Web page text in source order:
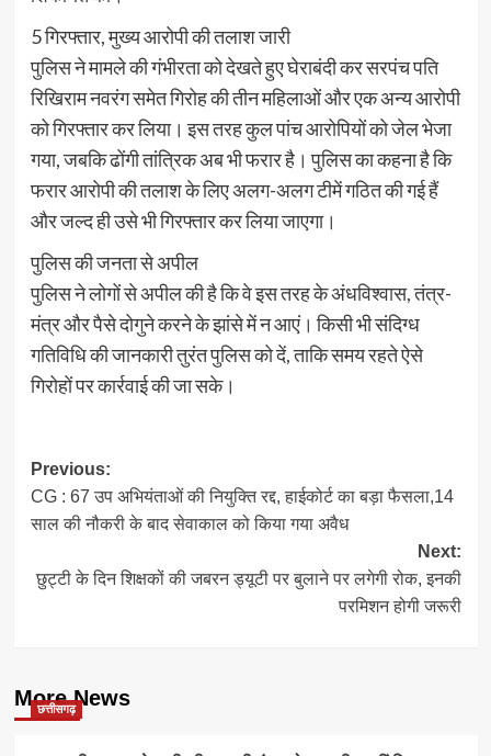
5 गिरफ्तार, मुख्य आरोपी की तलाश जारी
पुलिस ने मामले की गंभीरता को देखते हुए घेराबंदी कर सरपंच पति
रिखिराम नवरंग समेत गिरोह की तीन महिलाओं और एक अन्य आरोपी
को गिरफ्तार कर लिया। इस तरह कुल पांच आरोपियों को जेल भेजा
गया, जबकि ढोंगी तांत्रिक अब भी फरार है। पुलिस का कहना है कि
फरार आरोपी की तलाश के लिए अलग-अलग टीमें गठित की गई हैं
और जल्द ही उसे भी गिरफ्तार कर लिया जाएगा।
पुलिस की जनता से अपील
पुलिस ने लोगों से अपील की है कि वे इस तरह के अंधविश्वास, तंत्र-
मंत्र और पैसे दोगुने करने के झांसे में न आएं। किसी भी संदिग्ध
गतिविधि की जानकारी तुरंत पुलिस को दें, ताकि समय रहते ऐसे
गिरोहों पर कार्रवाई की जा सके।
Post
navigation
Previous:
CG : 67 उप अभियंताओं की नियुक्ति रद्द, हाईकोर्ट का बड़ा फैसला,14
साल की नौकरी के बाद सेवाकाल को किया गया अवैध
Next:
छुट्टी के दिन शिक्षकों की जबरन ड्यूटी पर बुलाने पर लगेगी रोक, इनकी
परमिशन होगी जरूरी
More News
छत्तीसगढ़